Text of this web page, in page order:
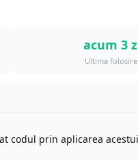
acum 3
Ultima
codul prin aplicarea